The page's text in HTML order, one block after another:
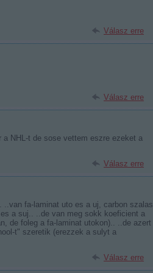
Válasz erre
Válasz erre
NHL-t de sose vettem eszre ezeket a
Válasz erre
fa-laminat uto es a uj, carbon szalas
a suj.. ..de van meg sokk koeficient a
de foleg a fa-laminat utokon).. ..de azert
t" szeretik (erezzek a sulyt a
Válasz erre